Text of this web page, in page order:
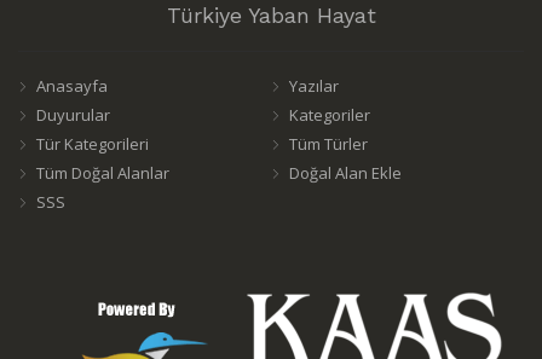
Türkiye Yaban Hayat
Anasayfa
Yazılar
Duyurular
Kategoriler
Tür Kategorileri
Tüm Türler
Tüm Doğal Alanlar
Doğal Alan Ekle
SSS